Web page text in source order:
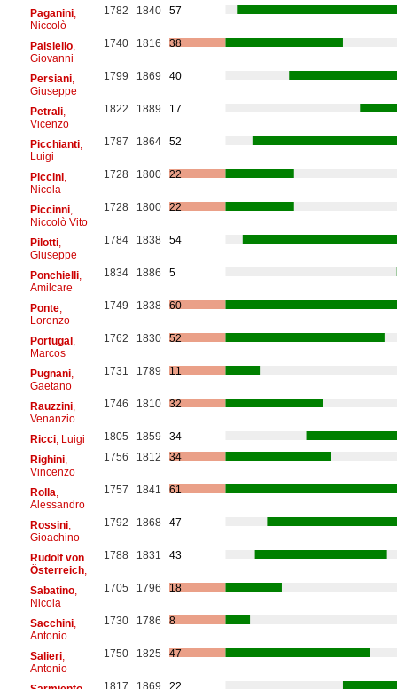
Paganini,
Niccolò
1782 1840 57
Paisiello,
Giovanni
1740 1816 38
Persiani,
Giuseppe
1799 1869 40
Petrali,
Vicenzo
1822 1889 17
Picchianti,
Luigi
1787 1864 52
Piccini,
Nicola
1728 1800 22
Piccinni,
Niccolò Vito
1728 1800 22
Pilotti,
Giuseppe
1784 1838 54
Ponchielli,
Amilcare
1834 1886 5
Ponte,
Lorenzo
1749 1838 60
Portugal,
Marcos
1762 1830 52
Pugnani,
Gaetano
1731 1789 11
Rauzzini,
Venanzio
1746 1810 32
Ricci, Luigi 1805 1859
34
Righini,
Vincenzo
1756 1812 34
Rolla
Alessandro
1757 1841 61
Rossini,
Gioachino
1792 1868 47
Rudolf von
Österreich,
1788 1831 43
Sabatino,
Nicola
1705 1796 18
Sacchini,
Antonio
1730 1786 8
Salieri,
Antonio
1750 1825 47
1817 1869 22